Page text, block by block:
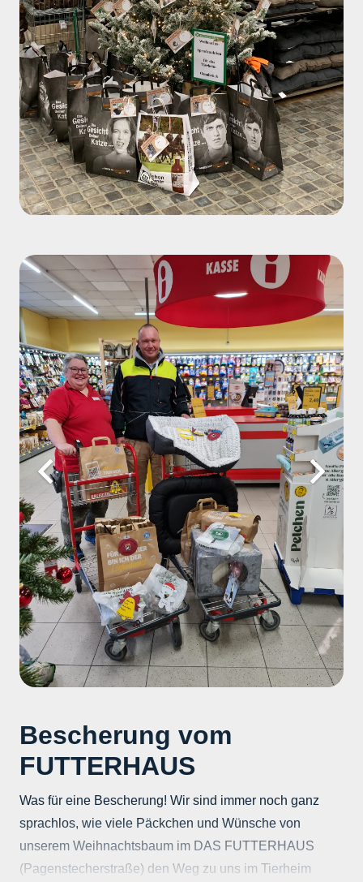
Bescherung vom
FUTTERHAUS
Was für eine Bescherung! Wir sind immer noch ganz
sprachlos, wie viele Päckchen und Wünsche von
unserem Weihnachtsbaum im DAS FUTTERHAUS
(Pagenstecherstraße) den Weg zu uns im Tierheim